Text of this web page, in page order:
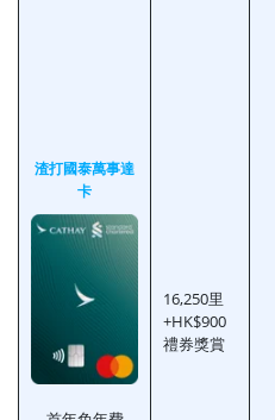
渣打國泰萬事達
卡
16,250里
+HK$900
禮券獎賞